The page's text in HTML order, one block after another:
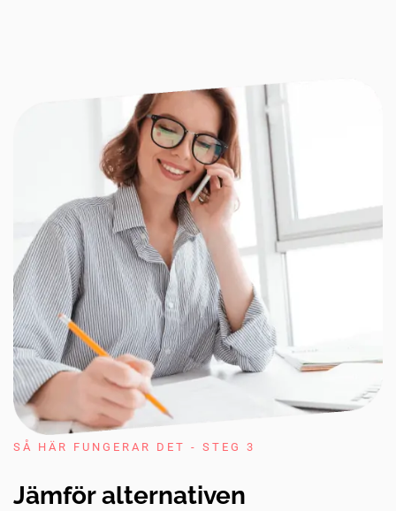
SÅ HÄR FUNGERAR DET - STEG 3
Jämför alternativen